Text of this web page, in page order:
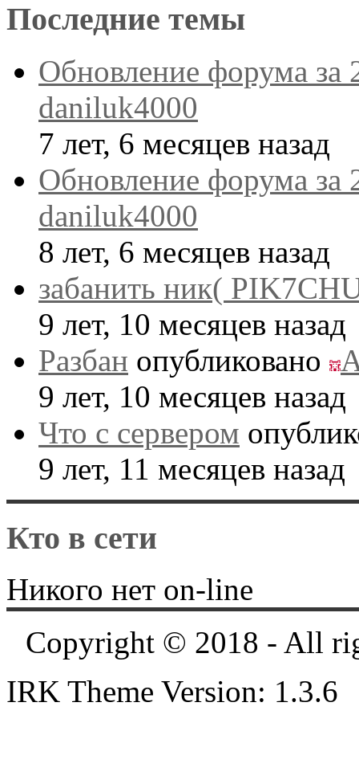
Последние темы
Обновление форума за
daniluk4000
7 лет, 6 месяцев назад
Обновление форума за
daniluk4000
8 лет, 6 месяцев назад
забанить ник(
9 лет, 10 месяцев назад
Разбан опубликовано
9 лет, 10 месяцев назад
Что с сервером
9 лет, 11 месяцев назад
Кто в сети
Никого нет on-line
Copyright © 2018 - All
IRK Theme Version: 1.3.6